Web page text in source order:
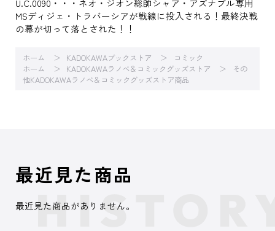
MSディジェ・トラバーシアが戦線に投入される！最終決戦
の幕が切って落とされた！！
ホーム KADOKAWAブックストア
コミック
ホーム
KADOKAWAラノベ＆コミックグッズストア
その
他KADOKAWAラノベ＆コミックグッズストア商品
最近見た商品
最近見た商品がありません。